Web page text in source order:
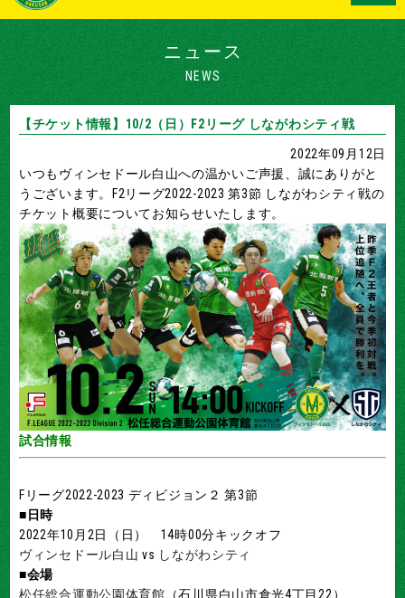
ニュース
NEWS
【チケット情報】10/2（日）F2リーグ しながわシティ戦
2022年09月12日
いつもヴィンセドール白山への温かいご声援、誠にありがと
うございます。F2リーグ2022-2023 第3節 しながわシティ戦の
チケット概要についてお知らせいたします。
試合情報
Fリーグ2022-2023 ディビジョン２ 第3節
■日時
2022年10月2日（日） 14時00分キックオフ
ヴィンセドール白山 vs しながわシティ
■会場
松任総合運動公園体育館 （石川県白山市倉光4丁目22）